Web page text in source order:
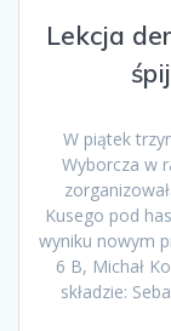
Lekcja
W piątek
Wyborcza w
Kusego pod
wyniku nowym
6 B, Michał
składzie: